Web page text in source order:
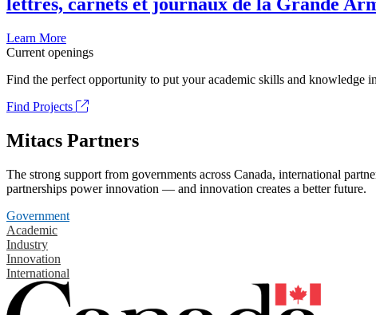
Learn More
Current openings
Find the perfect opportunity to put your academic skills and knowledge
Find Projects
Mitacs Partners
The strong support from governments across Canada, international
partnerships power innovation — and innovation creates a better future.
Government
Academic
Industry
Innovation
International